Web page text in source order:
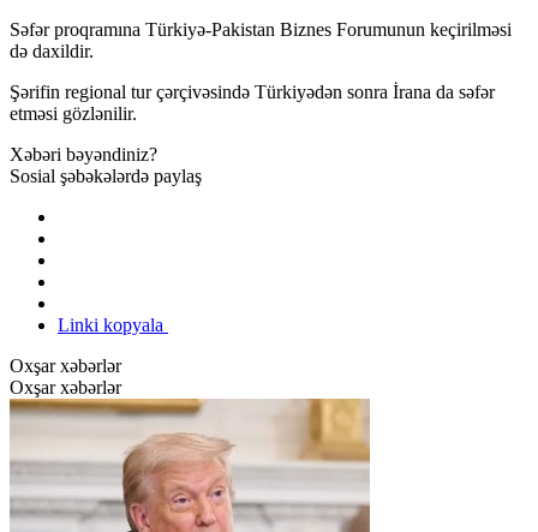
Səfər proqramına Türkiyə-Pakistan Biznes Forumunun keçirilməsi
də daxildir.
Şərifin regional tur çərçivəsində Türkiyədən sonra İrana da səfər
etməsi gözlənilir.
Xəbəri bəyəndiniz?
Sosial şəbəkələrdə paylaş
Linki kopyala
Oxşar xəbərlər
Oxşar xəbərlər